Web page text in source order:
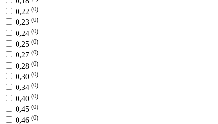
0,22 (0)
0,23 (0)
0,24 (0)
0,25 (0)
0,27 (0)
0,28 (0)
0,30 (0)
0,34 (0)
0,40 (0)
0,45 (0)
0,46 (0)